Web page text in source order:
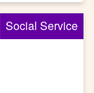
Social Service